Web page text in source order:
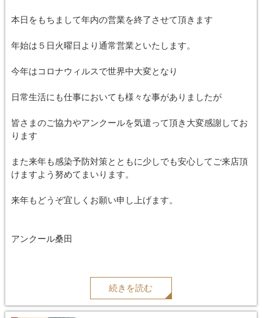
本日をもちまして年内の営業を終了させて頂きます
年始は５日火曜日より通常営業といたします。
今年はコロナウィルスで世界中大変となり
日常生活にも仕事においても様々な事がありましたが
皆さまのご協力やアンクールを気遣って頂き大変感謝してお
ります
また来年も感染予防対策とともに少しでも安心してご来店頂
けますよう努めてまいります。
来年もどうぞ宜しくお願い申し上げます。
アンクール桑田
続きを読む